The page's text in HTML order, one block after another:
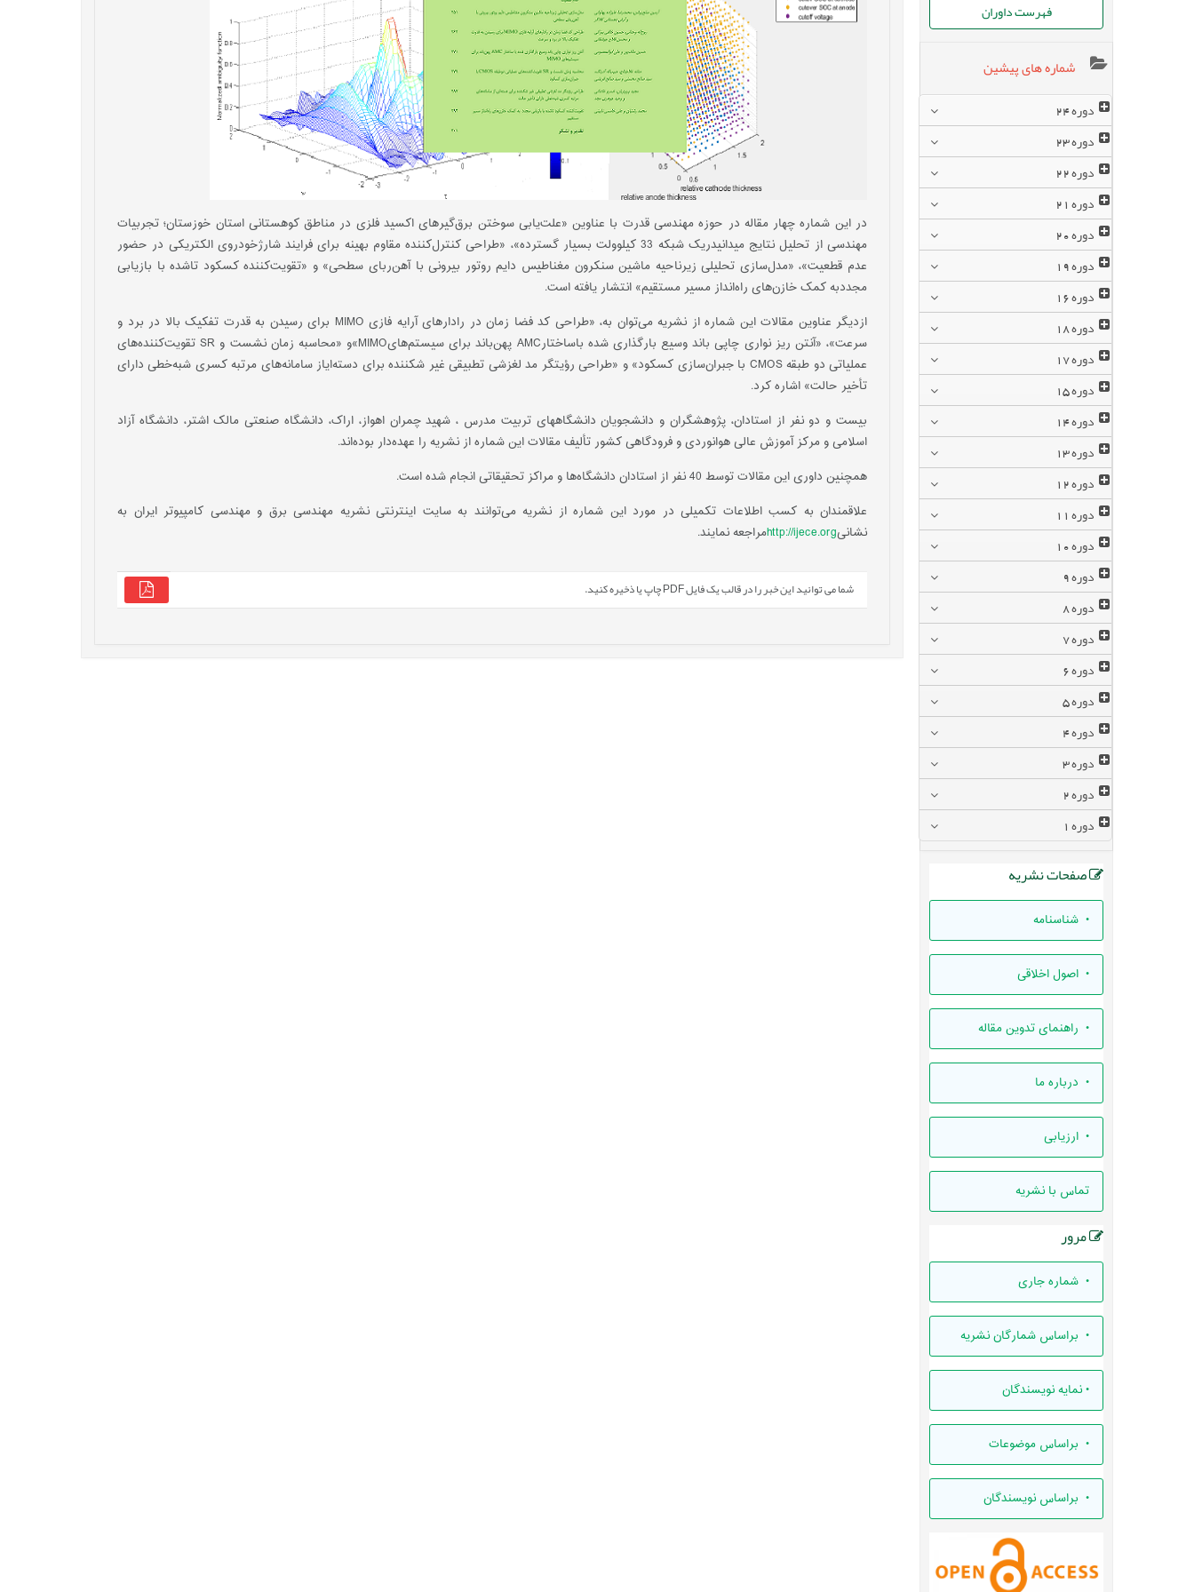
فهرست داوران
شماره های پیشین
دوره
دوره
دوره
دوره
دوره
دوره
دوره
دوره
دوره
دوره
دوره
دوره
دوره
دوره
دوره
دوره
دوره
دوره
دوره
دوره
دوره
دوره
دوره
دوره
صفحات نشریه
• شناسنامه
• اصول اخلاقی
• راهنمای تدوين مقاله
• درباره ما
• ارزيابی
تماس با نشریه
مرور
• شماره جاری
• براساس شمارگان نشریه
•نمایه نویسندگان
• براساس موضوعات
• براساس نویسندگان
در این شماره چهار مقاله در حوزه مهندسی قدرت با عناوین‌ «علت‌یابی سوختن برق‌گیرهای اکسید فلزی در مناطق کوهستانی استان خوزستان؛ تجربیات
مهندسی از تحلیل نتایج میدانیدریک شبکه‌ 33 کیلوولت بسیار گسترده»، «طراحی کنترل‌کننده مقاوم بهینه برای فرایند شارژخودروی الکتریکی در حضور
عدم قطعیت»، «مدل‌سازی تحلیلی زیرناحیه ماشین سنکرون مغناطیس دایم روتور بیرونی با آهن‌ربای سطحی» و «تقویت‌کننده کسکود تاشده با بازیابی
مجددبه کمک خازن‌های راه‌انداز مسیر مستقیم» انتشار یافته است.
ازدیگر عناوین مقالات این شماره از نشریه می‌توان به، «طراحی کد فضا زمان در رادارهای آرایه فازی MIMO برای رسیدن به قدرت تفکیک بالا در برد و
سرعت»‌، «آنتن ریز نواری چاپی باند وسیع بارگذاری شده باساختارAMC پهن‌باند برای سیستم‌هایMIMO»‌و «محاسبه زمان نشست و SR تقویت‌کننده‌های
عملیاتی دو طبقه CMOS با جبران‌سازی کسکود» و «طراحی رؤیتگر مد لغزشی تطبیقی غیر شكننده برای دسته‌ایاز سامانه‌های مرتبه كسری شبه‌خطی دارای
تأخیر حالت» اشاره کرد.
بیست و دو نفر از استادان، پژوهشگران و دانشجویان دانشگاه­های تربیت مدرس ، شهید چمران اهواز، اراک، دانشگاه صنعتی مالک اشتر، دانشگاه آزاد
اسلامی و مرکز آموزش عالی هوانوردی و فرودگاهی کشور تألیف مقالات این شماره از نشریه را عهده‌دار بوده‌اند.
همچنین داوری این مقالات توسط 40 نفر از استادان دانشگاه‌ها و مراکز تحقیقاتی انجام شده است.
علاقمندان به کسب اطلاعات تکمیلی در مورد این شماره از نشریه می‌توانند به سایت اینترنتی نشریه مهندسی برق و مهندسی کامپیوتر ایران به
نشانیhttp://ijece.orgمراجعه نمایند.
شما می توانید این خبر را در قالب یک فایل PDF چاپ یا ذخیره کنید.